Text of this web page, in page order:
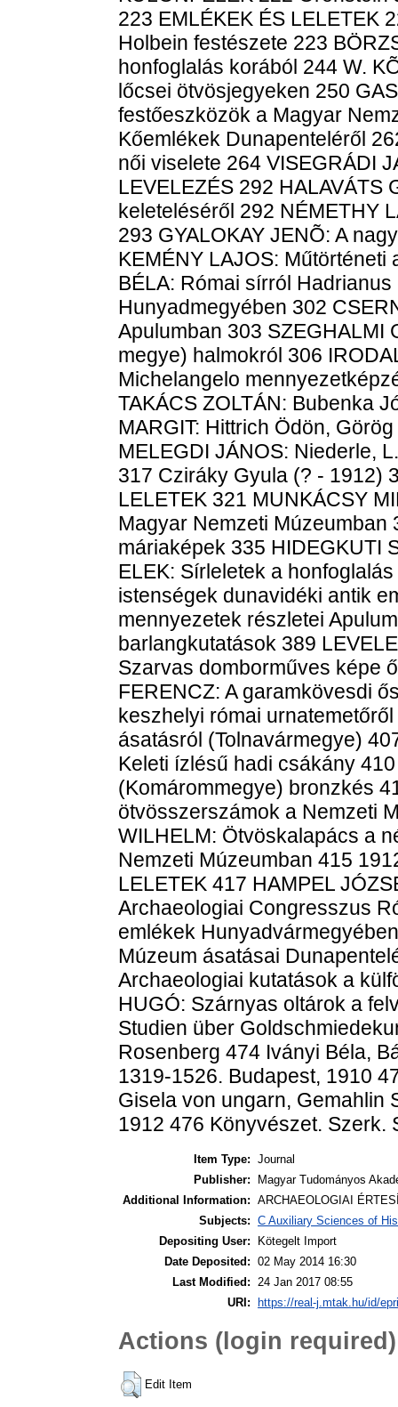
223 EMLÉKEK ÉS LELETEK
Holbein festészete 223
honfoglalás korából 244 W.
lőcsei ötvösjegyeken 250
festőeszközök a Magyar
Kőemlékek Dunapenteléről
női viselete 264 VISEGRÁDI
LEVELEZÉS 292 HALAVÁTS
keleteléséről 292 NÉMETHY
293 GYALOKAY JENÕ: A
KEMÉNY LAJOS:
BÉLA: Római sírról
Hunyadmegyében 302
Apulumban 303 SZEGHALMI
megye) halmokról 306
Michelangelo
TAKÁCS ZOLTÁN: Bubenka
MARGIT: Hittrich Ödön,
MELEGDI JÁNOS: Niederle,
317 Cziráky Gyula (? - 1912)
LELETEK 321 MUNKÁCSY
Magyar Nemzeti Múzeumban
máriaképek 335 HIDEGKUTI
ELEK: Sírleletek a
istenségek dunavidéki antik
mennyezetek részletei
barlangkutatások 389
Szarvas domborműves képe
FERENCZ: A garamkövesdi
keszhelyi római
ásatásról (Tolnavármegye)
Keleti ízlésű hadi csákány
(Komárommegye) bronzkés
ötvösszerszámok a Nemzeti
WILHELM: Ötvöskalapács a
Nemzeti Múzeumban 415
LELETEK 417 HAMPEL
Archaeologiai Congresszus
emlékek
Múzeum ásatásai
Archaeologiai kutatások a
HUGÓ: Szárnyas oltárok a
Studien über
Rosenberg 474 Iványi Béla,
1319-1526. Budapest, 1910
Gisela von ungarn, Gemahlin
1912 476 Könyvészet. Szerk.
Item Type: Journal
Publisher:
Magyar Tudományos
Additional Information: ARCHAEOLOGIAI
Subjects: C Auxiliary Sciences of
Depositing User:
Kötegelt Import
Date Deposited: 02 May 2014 16:30
Last Modified:
24 Jan 2017 08:55
URI: https://real-j.mtak.hu/id/
Actions (login required)
Edit Item